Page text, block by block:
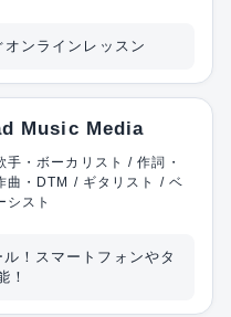
ンラインレッスン
Music Media
手・ボーカリスト / 作詞・
曲・DTM / ギタリスト / ベ
シスト
！スマートフォンやタ
！